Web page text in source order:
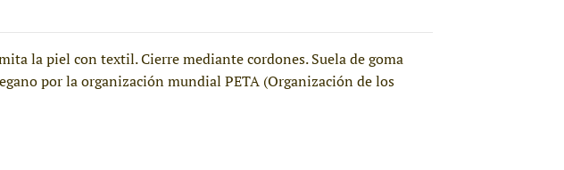
la piel con textil. Cierre mediante cordones. Suela de goma
por la organización mundial PETA (Organización de los